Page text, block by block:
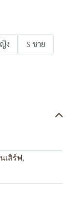
ง
S ชาย
เสิร์ฟ,